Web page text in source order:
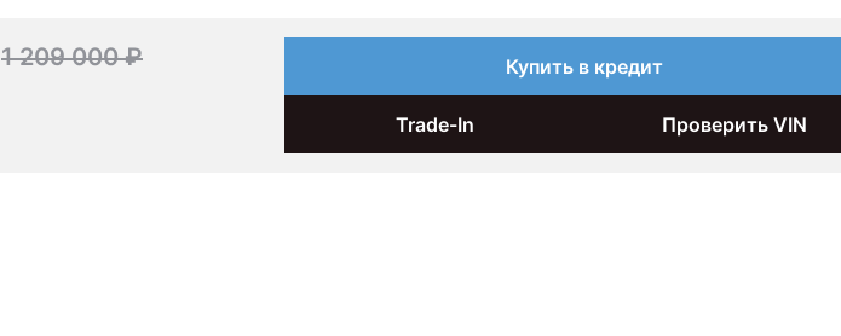
1 209 000 ₽ Купить в кредит
Trade-In Проверить VIN